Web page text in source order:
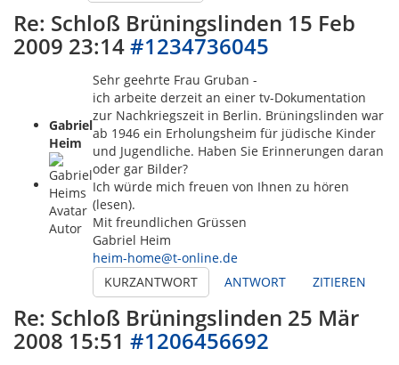
Re: Schloß Brüningslinden 15 Feb
2009 23:14#1234736045
Gabriel
Heim
Autor
Sehr geehrte Frau Gruban -
ich arbeite derzeit an einer tv-Dokumentation
zur Nachkriegszeit in Berlin. Brüningslinden war
ab 1946 ein Erholungsheim für jüdische Kinder
und Jugendliche. Haben Sie Erinnerungen daran
oder gar Bilder?
Ich würde mich freuen von Ihnen zu hören
(lesen).
Mit freundlichen Grüssen
Gabriel Heim
heim-home@t-online.de
KURZANTWORT
ANTWORT ZITIEREN
Re: Schloß Brüningslinden 25 Mär
2008 15:51 #1206456692